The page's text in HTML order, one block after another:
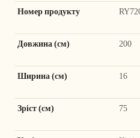
Номер продукту
Довжина (см) 200
Ширина (см) 16
Зріст (см) 75